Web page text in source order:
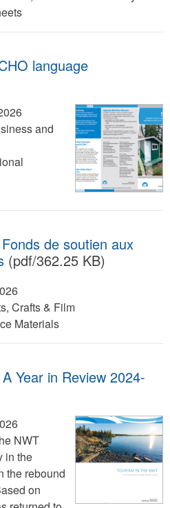
language
and
de soutien aux
(pdf/362.25 KB)
Crafts & Film
Materials
Year in Review 2024-
NWT
in the
the rebound
on